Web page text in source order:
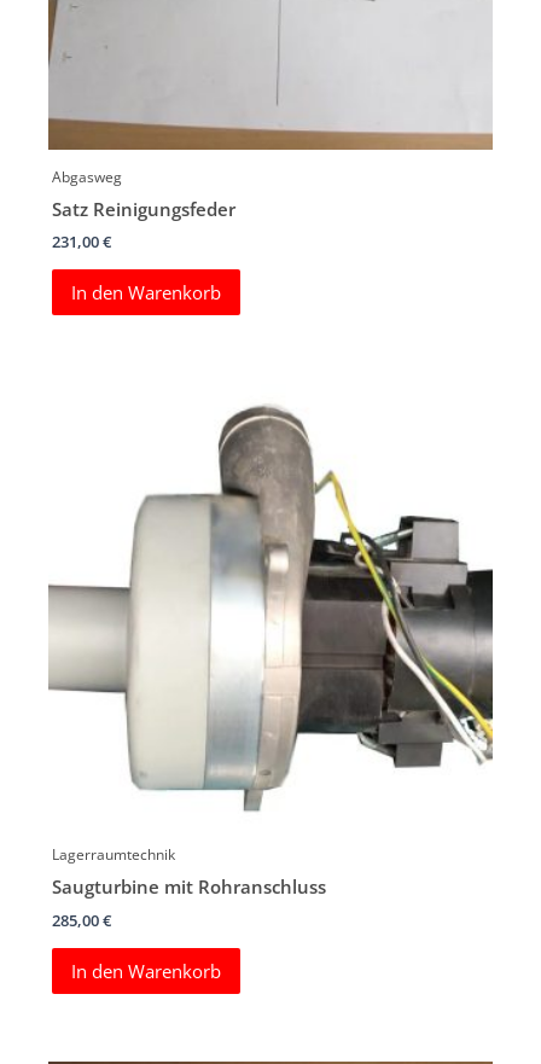
Abgasweg
Satz Reinigungsfeder
231,00€
In den Warenkorb
Lagerraumtechnik
Saugturbine mit Rohranschluss
285,00€
In den Warenkorb